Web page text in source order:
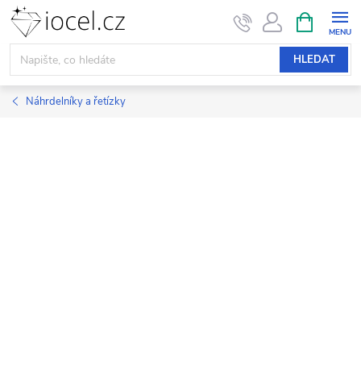
Přejít
obsah
HLEDAT
NÁKUPNÍ
KOŠÍK
Náhrdelníky a řetízky